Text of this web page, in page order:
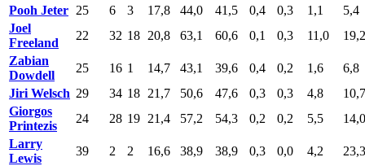
Pooh Jeter 25 6 3 17,8 44,0 41,5 0,4 0,3 1,1
5,4
Joel
Freeland
22 32 18 20,8 63,1 60,6 0,1 0,3 11,0
19,2
Zabian
Dowdell
25 16 1 14,7 43,1 39,6 0,4 0,2 1,6
6,8
Jiri Welsch 29 34 18 21,7 50,6 47,6 0,3 0,3 4,8
10,7
Giorgos
Printezis
24 28 19 21,4 57,2 54,3 0,2 0,2 5,5
14,0
Larry
Lewis
39 2 2 16,6 38,9 38,9 0,3 0,0 4,2
23,3